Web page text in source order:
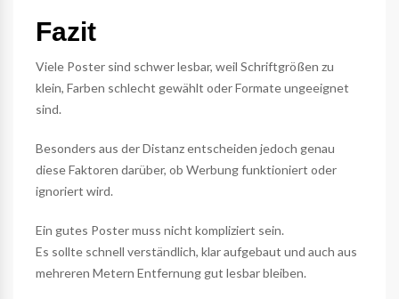
Fazit
Viele Poster sind schwer lesbar, weil Schriftgrößen zu
klein, Farben schlecht gewählt oder Formate ungeeignet
sind.
Besonders aus der Distanz entscheiden jedoch genau
diese Faktoren darüber, ob Werbung funktioniert oder
ignoriert wird.
Ein gutes Poster muss nicht kompliziert sein.
Es sollte schnell verständlich, klar aufgebaut und auch aus
mehreren Metern Entfernung gut lesbar bleiben.